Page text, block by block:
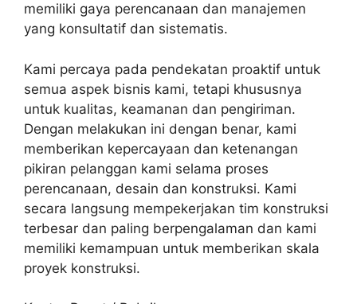
memiliki gaya perencanaan dan manajemen
yang konsultatif dan sistematis.
Kami percaya pada pendekatan proaktif untuk
semua aspek bisnis kami, tetapi khususnya
untuk kualitas, keamanan dan pengiriman.
Dengan melakukan ini dengan benar, kami
memberikan kepercayaan dan ketenangan
pikiran pelanggan kami selama proses
perencanaan, desain dan konstruksi. Kami
secara langsung mempekerjakan tim konstruksi
terbesar dan paling berpengalaman dan kami
memiliki kemampuan untuk memberikan skala
proyek konstruksi.